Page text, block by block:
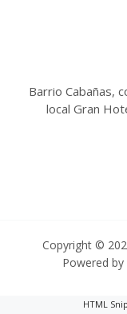
Barrio Cabañas,
local Gran
Copyright ©
Powered
HTML